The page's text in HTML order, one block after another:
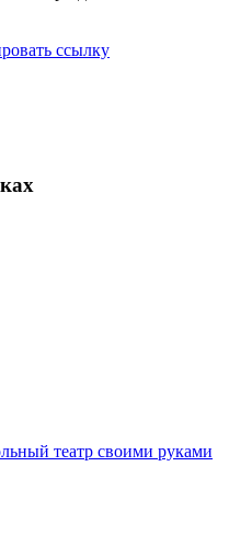
ссылку
театр своими руками